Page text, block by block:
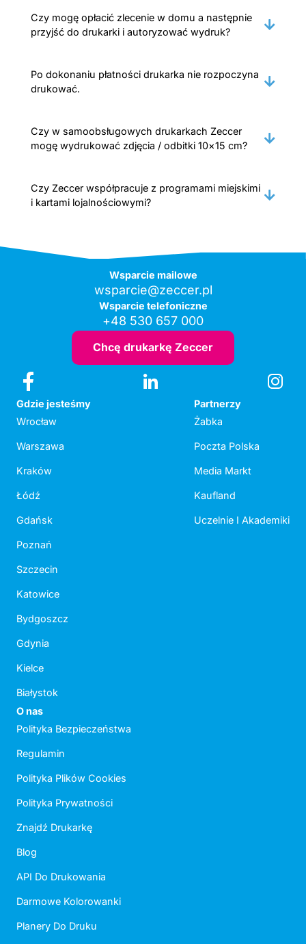
Czy mogę opłacić zlecenie w domu a następnie
przyjść do drukarki i autoryzować wydruk?
Po dokonaniu płatności drukarka nie rozpoczyna
drukować.
Czy w samoobsługowych drukarkach Zeccer
mogę wydrukować zdjęcia / odbitki 10×15 cm?
Czy Zeccer współpracuje z programami miejskimi
i kartami lojalnościowymi?
Wsparcie mailowe
wsparcie@zeccer.pl
Wsparcie telefoniczne
+48 530 657 000
Chcę drukarkę Zeccer
Gdzie jesteśmy
Wrocław
Warszawa
Kraków
Łódź
Gdańsk
Poznań
Szczecin
Katowice
Bydgoszcz
Gdynia
Kielce
Białystok
Partnerzy
Żabka
Poczta Polska
Media Markt
Kaufland
Uczelnie I Akademiki
O nas
Polityka Bezpieczeństwa
Regulamin
Polityka Plików Cookies
Polityka Prywatności
Znajdź Drukarkę
Blog
API Do Drukowania
Darmowe Kolorowanki
Planery Do Druku